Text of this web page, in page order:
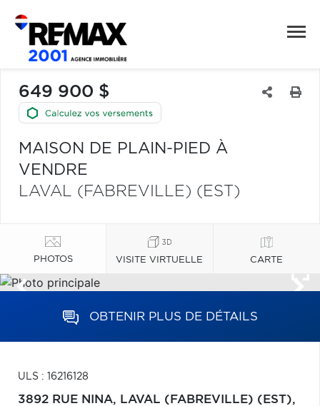
649 900 $
MAISON DE PLAIN-PIED À
VENDRE
LAVAL (FABREVILLE) (EST)
PHOTOS VISITE VIRTUELLE CARTE
OBTENIR PLUS DE DÉTAILS
ULS : 16216128
3892 RUE NINA, LAVAL (FABREVILLE) (EST),